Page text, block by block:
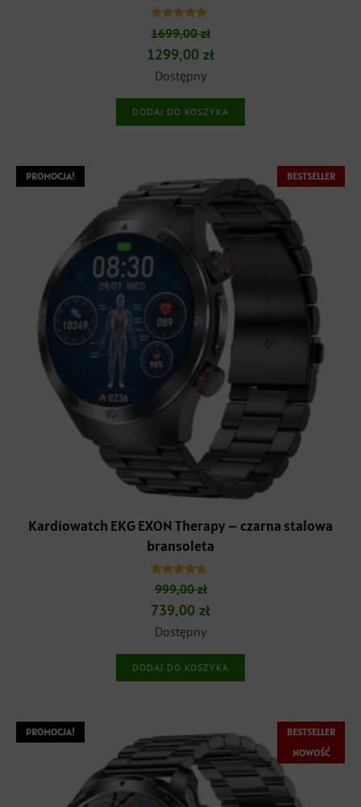
Oceniono
5.00
na 5
1699,00zł
Pierwotna
cena
wynosiła:
1699,00 zł.
1299,00 złAktualna
wynosi:
1299,00 zł.
Dostępny
DODAJ DO KOSZYKA
PROMOCJA!
Kardiowatch EKG EXON Therapy – czarna stalowa
bransoleta
Oceniono
4.50
na 5
BESTSELLER
999,00zł
Pierwotna
cena
wynosiła:
999,00 zł.
739,00 złAktualna
wynosi:
739,00 zł.
Dostępny
DODAJ DO KOSZYKA
PROMOCJA!
BESTSELLER
NOWOŚĆ